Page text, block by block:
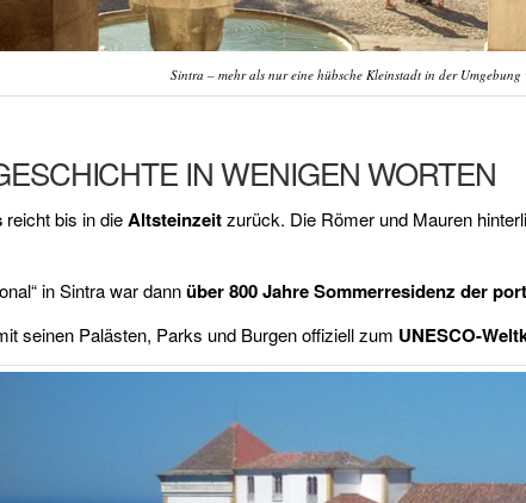
Sintra – mehr als nur eine hübsche Kleinstadt in der
IN WENIGEN WORTEN
reicht bis in dieAltsteinzeitzurück. Die Römer und Mauren
in Sintra war dannüber 800 Jahre Sommerresidenz der
seinen Palästen, Parks und Burgen offiziell zum UNESCO-